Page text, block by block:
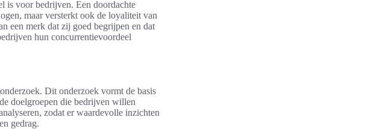
is voor bedrijven. Een doordachte
maar versterkt ook de loyaliteit van
een merk dat zij goed begrijpen en dat
hun concurrentievoordeel
Dit onderzoek vormt de basis
doelgroepen die bedrijven willen
zodat er waardevolle inzichten
gedrag.